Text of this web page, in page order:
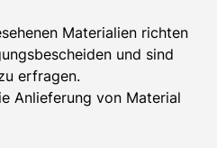
Materialien richten
und sind
erfragen.
Anlieferung von Material